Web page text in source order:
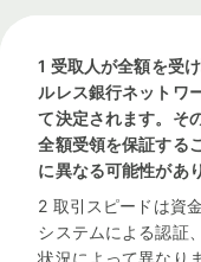
1 受取人が全額を受
ルレス銀行ネットワ
て決定されます。そ
全額受領を保証する
に異なる可能性があ
2 取引スピードは資
システムによる認証